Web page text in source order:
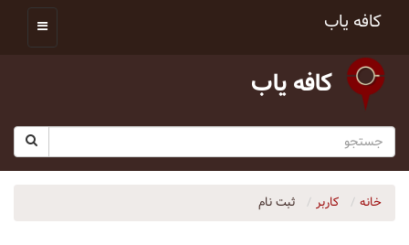
کافه یاب
کافه یاب
خانه کاربر ثبت نام